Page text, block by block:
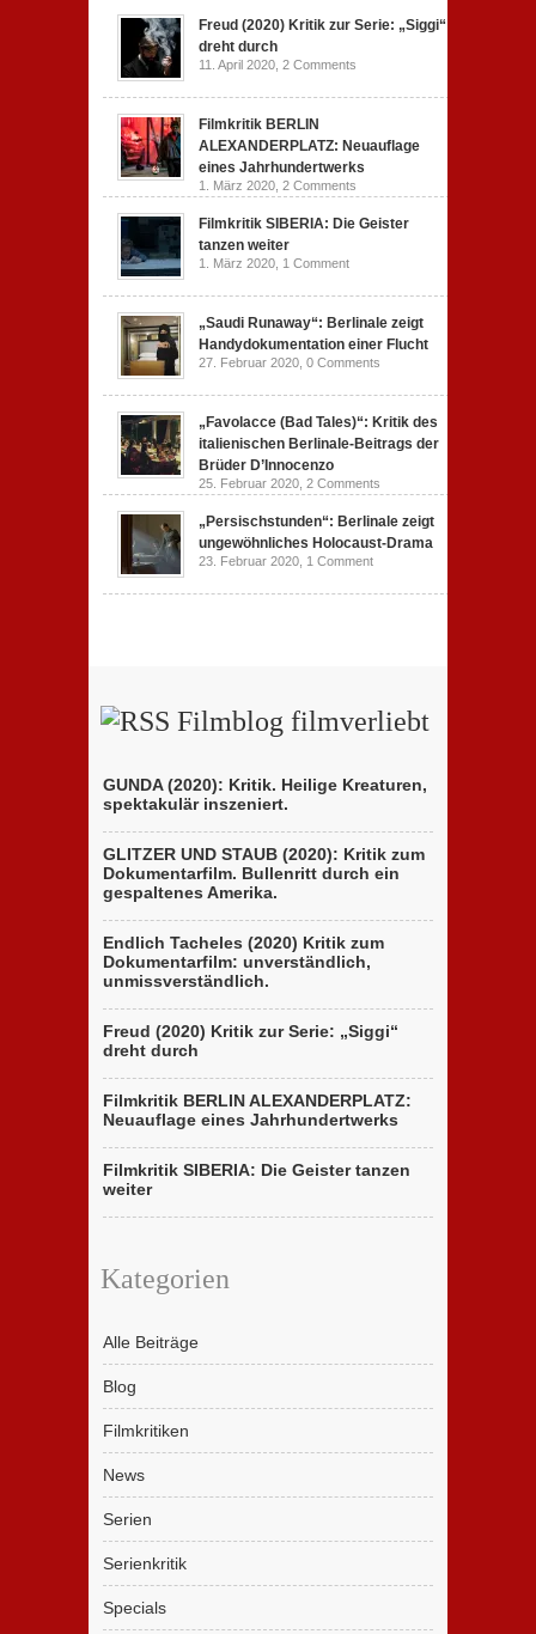
Freud (2020) Kritik zur Serie: „Siggi“
dreht durch
11. April 2020, 2 Comments
Filmkritik BERLIN
ALEXANDERPLATZ: Neuauflage
eines Jahrhundertwerks
1. März 2020, 2 Comments
Filmkritik SIBERIA: Die Geister
tanzen weiter
1. März 2020, 1 Comment
„Saudi Runaway“: Berlinale zeigt
Handydokumentation einer Flucht
27. Februar 2020, 0 Comments
„Favolacce (Bad Tales)“: Kritik des
italienischen Berlinale-Beitrags der
Brüder D’Innocenzo
25. Februar 2020, 2 Comments
„Persischstunden“: Berlinale zeigt
ungewöhnliches Holocaust-Drama
23. Februar 2020, 1 Comment
Filmblog filmverliebt
GUNDA (2020): Kritik. Heilige Kreaturen,
spektakulär inszeniert.
GLITZER UND STAUB (2020): Kritik zum
Dokumentarfilm. Bullenritt durch ein
gespaltenes Amerika.
Endlich Tacheles (2020) Kritik zum
Dokumentarfilm: unverständlich,
unmissverständlich.
Freud (2020) Kritik zur Serie: „Siggi“
dreht durch
Filmkritik BERLIN ALEXANDERPLATZ:
Neuauflage eines Jahrhundertwerks
Filmkritik SIBERIA: Die Geister tanzen
weiter
Kategorien
Alle Beiträge
Blog
Filmkritiken
News
Serien
Serienkritik
Specials